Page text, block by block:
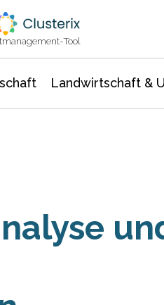
Tool
Landwirtschaft &